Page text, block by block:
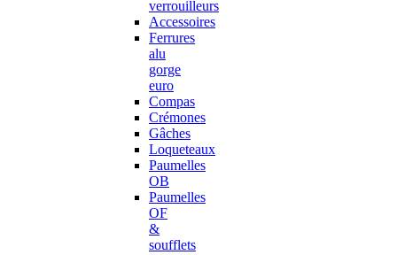
verrouilleurs
Accessoires
Ferrures
alu
gorge
euro
Compas
Crémones
Gâches
Loqueteaux
Paumelles
OB
Paumelles
OF
&
soufflets